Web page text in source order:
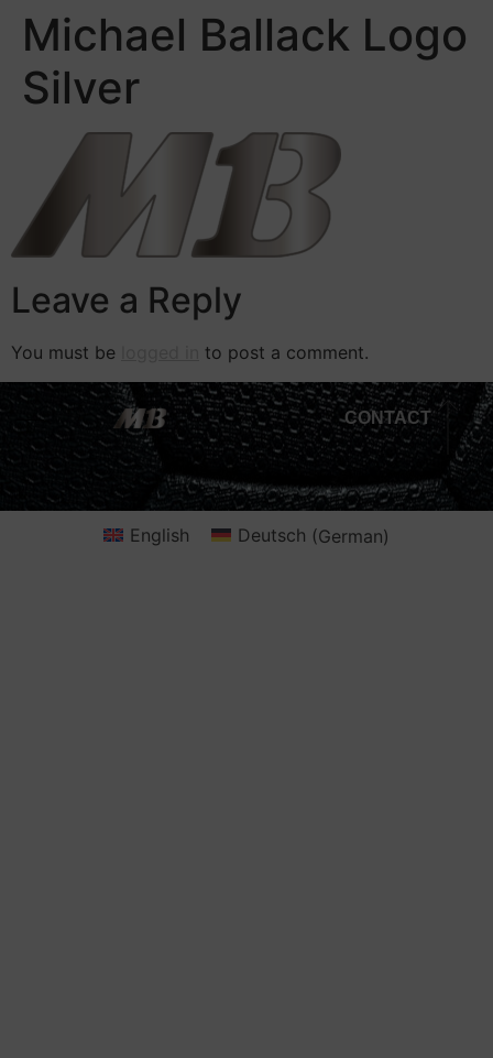
Michael Ballack Logo
Silver
Leave a Reply
You must be to post a comment.
CONTACT
English Deutsch (German)